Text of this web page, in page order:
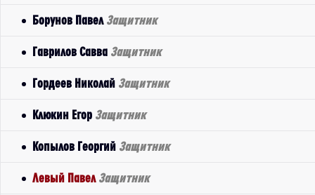
Борунов Павел Защитник
Гаврилов Савва Защитник
Гордеев Николай Защитник
Клюкин Егор Защитник
Копылов Георгий Защитник
Левый Павел Защитник